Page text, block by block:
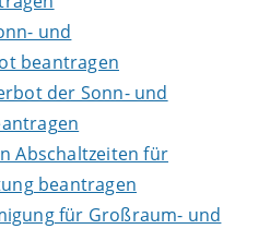
und
beantragen
der Sonn- und
Abschaltzeiten für
beantragen
für Großraum- und